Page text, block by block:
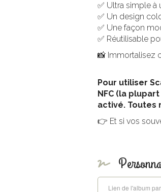
✅ Ultra simple à
✅ Un design
✅ Une façon
✅ Réutilisable
📸 Immortalisez
Pour utiliser
NFC (la
activé. Toutes
👉 Et si vos